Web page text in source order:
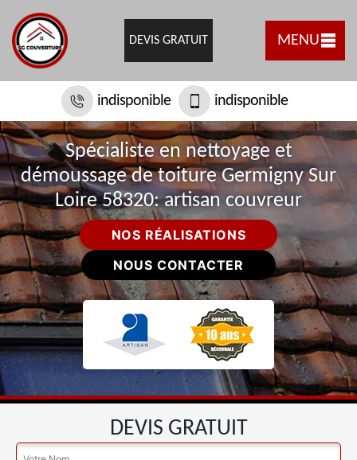
DEVIS GRATUIT MENU
indisponible indisponible
Spécialiste en nettoyage et
démoussage de toiture Germigny Sur
Loire 58320: artisan couvreur
NOS RÉALISATIONS
NOUS CONTACTER
DEVIS GRATUIT